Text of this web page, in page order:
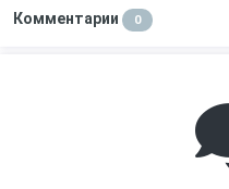
Комментарии 0